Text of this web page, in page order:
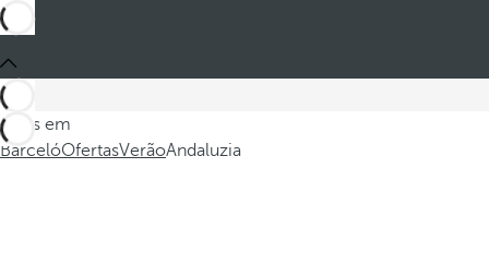
Estes em
BarcelóOfertasVerãoAndaluzia